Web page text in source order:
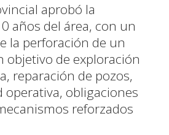
aprobó la
años del área, con un
la perforación de un
objetivo de exploración
reparación de pozos,
operativa, obligaciones
reforzados